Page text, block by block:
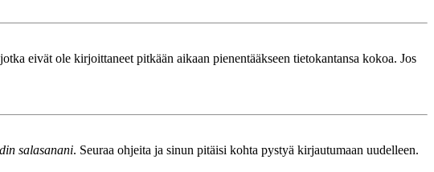
eivät ole kirjoittaneet pitkään aikaan pienentääkseen tietokantansa kokoa. Jos
salasanani. Seuraa ohjeita ja sinun pitäisi kohta pystyä kirjautumaan uudelleen.